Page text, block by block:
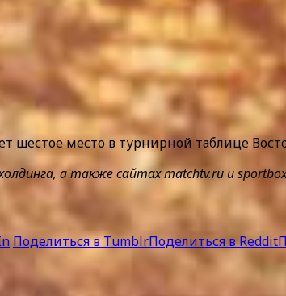
шестое место в турнирной таблице
а также сайтах matchtv.ru и
Поделиться в TumblrПоделиться в Reddit